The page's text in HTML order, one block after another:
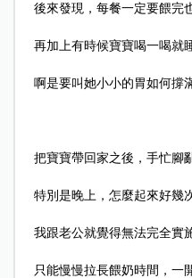
後來發現，每餐一定要餵完
再加上有時候寶寶喝一喝就
啊是要叫她小小的胃如何撐
把寶寶帶回家之後，手忙腳
特別是晚上，怎麼起來好幾
我跟老公就覺得無法完全實
只能慢慢拉長餵奶時間，一